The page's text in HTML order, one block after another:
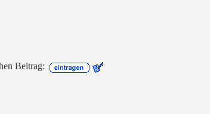
Beitrag: